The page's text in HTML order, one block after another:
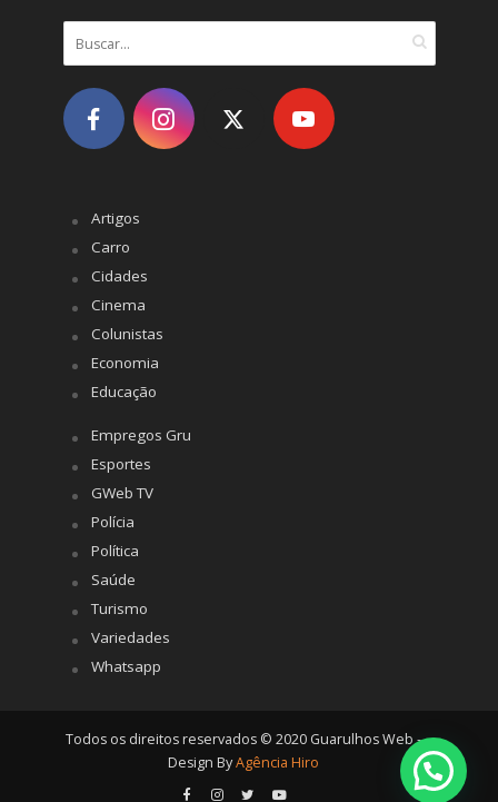
Artigos
Carro
Cidades
Cinema
Colunistas
Economia
Educação
Empregos Gru
Esportes
GWeb TV
Polícia
Política
Saúde
Turismo
Variedades
Whatsapp
Todos os direitos reservados © 2020 Guarulhos Web -
Design ByAgência Hiro